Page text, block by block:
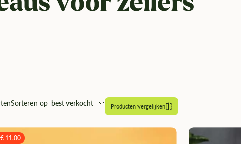
Sorteren op best verkocht Producten vergelijken
€ 11,00